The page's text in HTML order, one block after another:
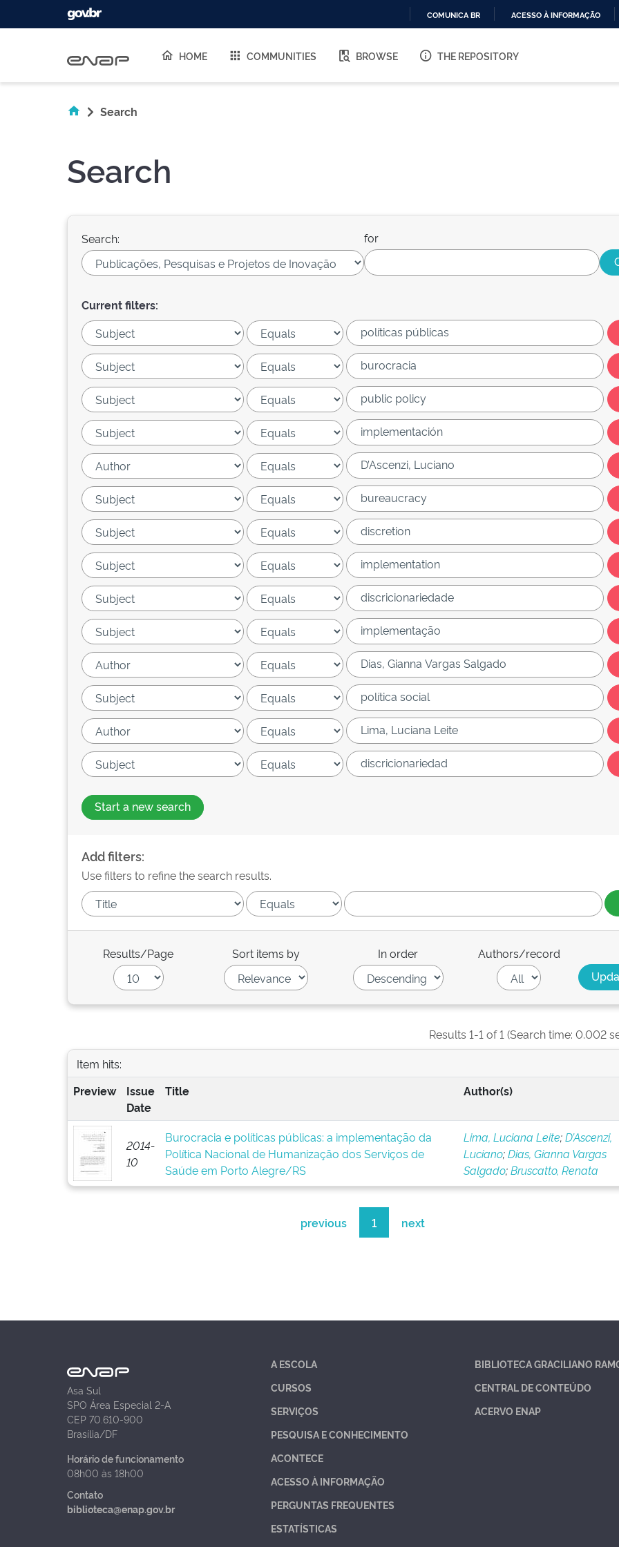
O
COMUNICA BR ACESSO À INFORMAÇÃO
HOME COMMUNITIES BROWSE THE REPOSITORY
Search
Search
Search: for
Current filters:
Start a new search
Add filters:
Use filters to refine the search results.
Results/Page Sort items by In order Authors/record
Results 1-1 of 1 (Search time: 0.002
Item hits:
Preview
Issue
Date
Title Author(s)
2014-
10
Burocracia e políticas públicas: a implementação da
Política Nacional de Humanização dos Serviços de
Saúde em Porto Alegre/RS
Lima, Luciana Leite;D’Ascenzi,
Luciano;Dias, Gianna Vargas
Salgado;Bruscatto, Renata
previous 1 next
Asa Sul
SPO Área Especial 2-A
CEP 70.610-900
Brasília/DF
Horário de funcionamento
08h00 às 18h00
Contato
biblioteca@enap.gov.br
A ESCOLA
CURSOS
SERVIÇOS
PESQUISA E CONHECIMENTO
ACONTECE
ACESSO À INFORMAÇÃO
PERGUNTAS FREQUENTES
ESTATÍSTICAS
BIBLIOTECA GRACILIANO
CENTRAL DE CONTEÚDO
ACERVO ENAP